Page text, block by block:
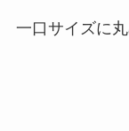
一口サイズに